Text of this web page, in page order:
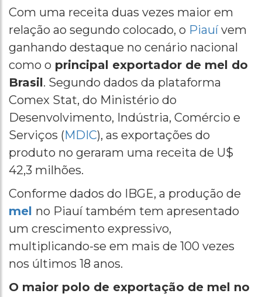
Com uma receita duas vezes maior em
relação ao segundo colocado, o Piauívem
ganhando destaque no cenário nacional
como o principal exportador de mel do
Brasil . Segundo dados da plataforma
Comex Stat, do Ministério do
Desenvolvimento, Indústria, Comércio e
Serviços (MDIC), as exportações do
produto no geraram uma receita de U$
42,3 milhões.
Conforme dados do IBGE, a produção de
mel no Piauí também tem apresentado
um crescimento expressivo,
multiplicando-se em mais de 100 vezes
nos últimos 18 anos.
O maior polo de exportação de mel no